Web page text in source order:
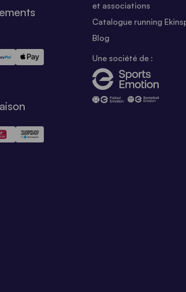
et associations
Catalogue running
Blog
Une société de :